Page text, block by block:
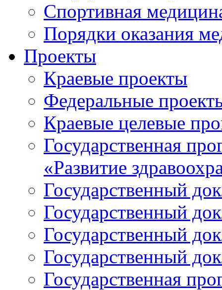
Спортивная
Порядки оказания
Проекты
Краевые проекты
Федеральные
Краевые целевые
Государственная
«Развитие
Государственный
Государственный
Государственный
Государственный
Государственная